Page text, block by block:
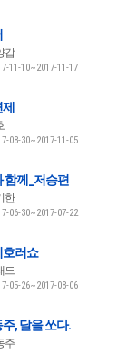
갑
11-10~2017-11-17
08-30~2017-11-05
함께_저승편
한
06-30~2017-07-22
호러쇼
드
05-26~2017-08-06
, 달을 쏘다.
주